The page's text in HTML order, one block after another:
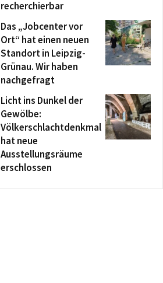
recherchierbar
Das „Jobcenter vor
Ort“ hat einen neuen
Standort in Leipzig-
Grünau. Wir haben
nachgefragt
Licht ins Dunkel der
Gewölbe:
Völkerschlachtdenkmal
hat neue
Ausstellungsräume
erschlossen